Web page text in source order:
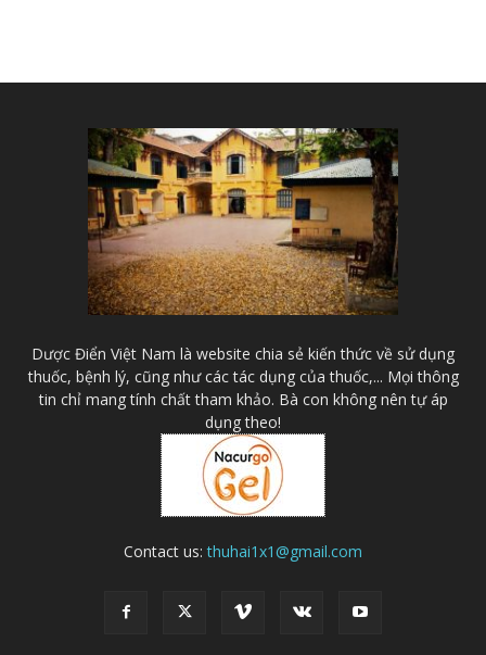
Dược Điển Việt Nam là website chia sẻ kiến thức về sử dụng
thuốc, bệnh lý, cũng như các tác dụng của thuốc,... Mọi thông
tin chỉ mang tính chất tham khảo. Bà con không nên tự áp
dụng theo!
Contact us:thuhai1x1@gmail.com